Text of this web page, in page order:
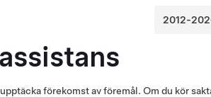
förekomst av föremål. Om du kör